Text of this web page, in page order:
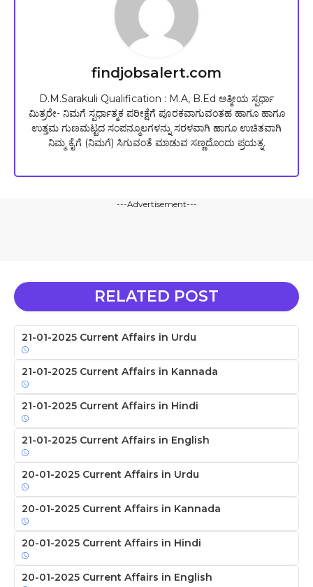
findjobsalert.com
D.M.Sarakuli Qualification : M.A, B.Ed ಆತ್ಮೀಯ ಸ್ಪರ್ಧಾ
ಮಿತ್ರರೇ- ನಿಮಗೆ ಸ್ಪರ್ಧಾತ್ಮಕ ಪರೀಕ್ಷೆಗೆ ಪೂರಕವಾಗುವಂತಹ ಹಾಗೂ ಹಾಗೂ
ಉತ್ತಮ ಗುಣಮಟ್ಟದ ಸಂಪನ್ಮೂಲಗಳನ್ನು ಸರಳವಾಗಿ ಹಾಗೂ ಉಚಿತವಾಗಿ
ನಿಮ್ಮ ಕೈಗೆ (ನಿಮಗೆ) ಸಿಗುವಂತೆ ಮಾಡುವ ಸಣ್ಣದೊಂದು ಪ್ರಯತ್ನ.
---Advertisement---
RELATED POST
21-01-2025 Current Affairs in Urdu
21-01-2025 Current Affairs in Kannada
21-01-2025 Current Affairs in Hindi
21-01-2025 Current Affairs in English
20-01-2025 Current Affairs in Urdu
20-01-2025 Current Affairs in Kannada
20-01-2025 Current Affairs in Hindi
20-01-2025 Current Affairs in English